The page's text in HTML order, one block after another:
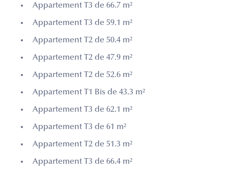
Appartement T3 de 66.7 m²
Appartement T3 de 59.1 m²
Appartement T2 de 50.4 m²
Appartement T2 de 47.9 m²
Appartement T2 de 52.6 m²
Appartement T1 Bis de 43.3 m²
Appartement T3 de 62.1 m²
Appartement T3 de 61 m²
Appartement T2 de 51.3 m²
Appartement T3 de 66.4 m²